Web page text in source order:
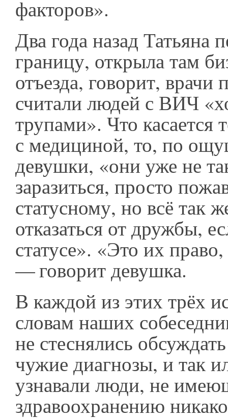
факторов».
Два года назад Татьяна
границу, открыла там
отъезда, говорит,
считали людей с ВИЧ
трупами». Что касается
с медициной, то, по
девушки, «они уже не
заразиться, просто
статусному, но всё так
отказаться от дружбы,
статусе». «Это их
— говорит девушка.
В каждой из этих трёх
словам наших
не стеснялись
чужие диагнозы, и так
узнавали люди, не
здравоохранению